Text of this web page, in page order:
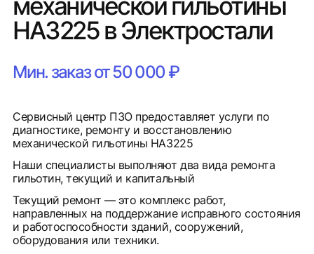
НА3225 в Электростали
Мин. заказ от 50 000 ₽
Сервисный центр ПЗО предоставляет услуги по
диагностике, ремонту и восстановлению
механической гильотины НА3225
Наши специалисты выполняют два вида ремонта
гильотин, текущий и капитальный
Текущий ремонт — это комплекс работ,
направленных на поддержание исправного состояния
и работоспособности зданий, сооружений,
оборудования или техники.